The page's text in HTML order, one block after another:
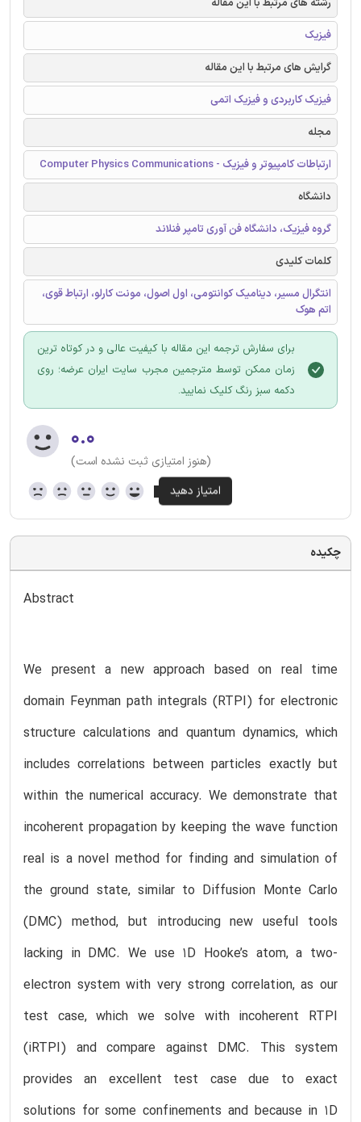
فیزیک
گرایش های مرتبط با این مقاله
فیزیک کاربردی و فیزیک اتمی
مجله
ارتباطات کامپیوتر و فیزیک - Computer Physics Communications
دانشگاه
گروه فیزیک، دانشگاه فن آوری تامپر فنلاند
کلمات کلیدی
انتگرال مسیر، دینامیک کوانتومی، اول اصول، مونت کارلو، ارتباط قوی،
اتم هوک
برای سفارش ترجمه این مقاله با کیفیت عالی و در کوتاه ترین
زمان ممکن توسط مترجمین مجرب سایت ایران عرضه؛ روی
دکمه سبز رنگ کلیک نمایید.
۰.۰
(هنوز امتیازی ثبت نشده است)
چکیده
Abstract
We present a new approach based on real time
domain Feynman path integrals (RTPI) for electronic
structure calculations and quantum dynamics, which
includes correlations between particles exactly but
within the numerical accuracy. We demonstrate that
incoherent propagation by keeping the wave function
real is a novel method for finding and simulation of
the ground state, similar to Diffusion Monte Carlo
(DMC) method, but introducing new useful tools
lacking in DMC. We use 1D Hooke’s atom, a two-
electron system with very strong correlation, as our
test case, which we solve with incoherent RTPI
(iRTPI) and compare against DMC. This system
provides an excellent test case due to exact
solutions for some confinements and because in 1D